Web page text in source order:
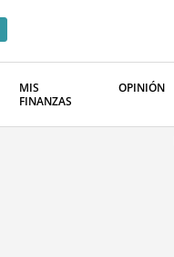
MIS
FINANZAS
OPINIÓN